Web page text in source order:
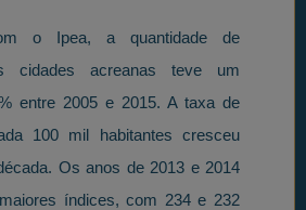
o Ipea, a quantidade de
cidades acreanas teve um
entre 2005 e 2015. A taxa de
100 mil habitantes cresceu
Os anos de 2013 e 2014
índices, com 234 e 232